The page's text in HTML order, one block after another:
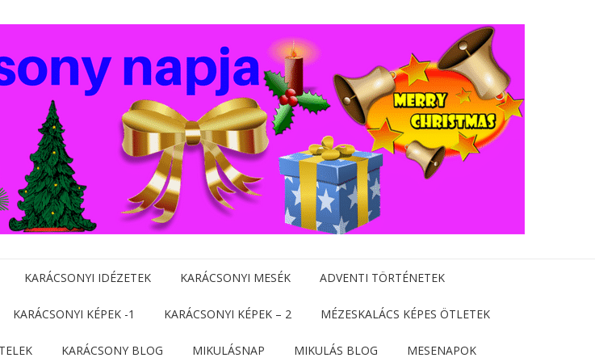
KARÁCSONYI IDÉZETEK KARÁCSONYI MESÉK ADVENTI TÖRTÉNETEK
KARÁCSONYI KÉPEK -1 KARÁCSONYI KÉPEK – 2 MÉZESKALÁCS KÉPES ÖTLETEK
KARÁCSONY BLOG MIKULÁSNAP MIKULÁS BLOG MESENAPOK